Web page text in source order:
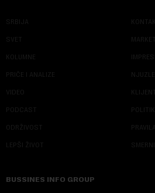
SRBIJA
SVET
KOLUMNE
PRIČE I ANALIZE
VIDEO
PODCAST
ODRŽIVOST
LEPŠI ŽIVOT
BUSSINES INFO GROUP